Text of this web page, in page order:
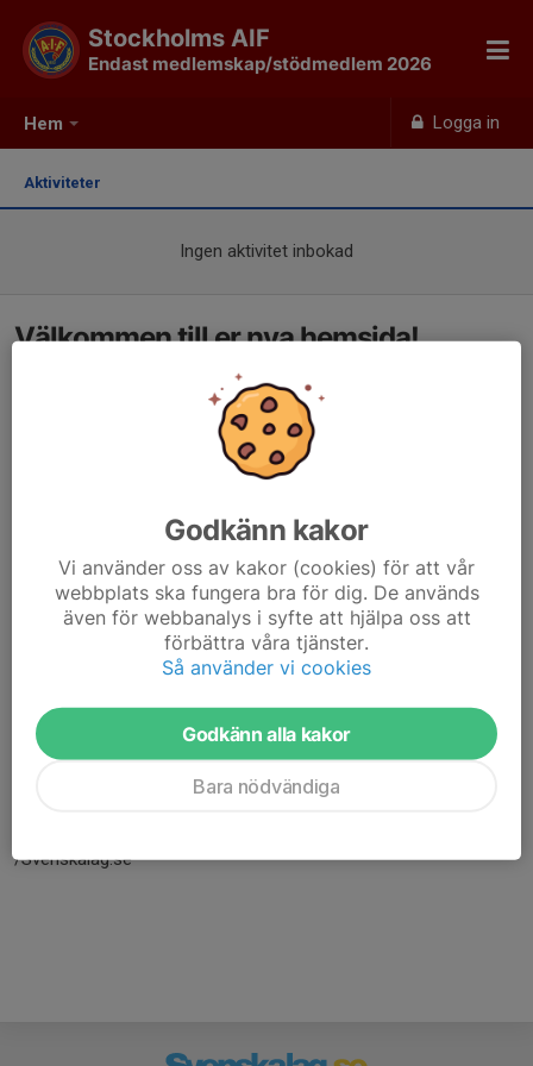
Hem Logga in
Stockholms AIF
Endast medlemskap/stödmedlem 2026
Aktiviteter
Ingen aktivitet inbokad
Välkommen till er nya hemsida!
Här hamnar automatiskt de senaste nyheterna på hemsidan. För
att kunna börja administrera hemsidan loggar du in högst upp till
/Svenskalag.se
Godkänn kakor
Vi använder oss av kakor (cookies) för att vår
webbplats ska fungera bra för dig. De används
även för webbanalys i syfte att hjälpa oss att
förbättra våra tjänster.
Så använder vi cookies
Godkänn alla kakor
Bara nödvändiga